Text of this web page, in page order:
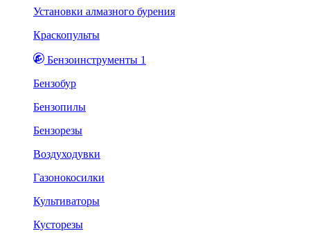
Установки алмазного бурения
Краскопульты
Бензоинструменты 1
Бензобур
Бензопилы
Бензорезы
Воздуходувки
Газонокосилки
Культиваторы
Кусторезы